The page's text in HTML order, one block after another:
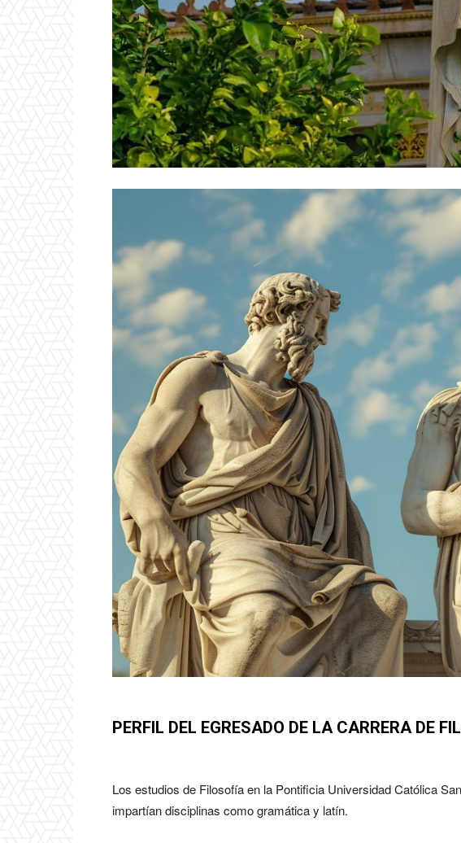
PERFIL DEL EGRESADO DE LA CARRERA DE
Los estudios de Filosofía en la Pontificia Universidad Católica
impartían disciplinas como gramática y latín.